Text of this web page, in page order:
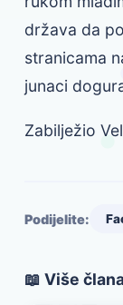
država da
stranicama
junaci
Zabilježio
Podijelite:
📖 Više